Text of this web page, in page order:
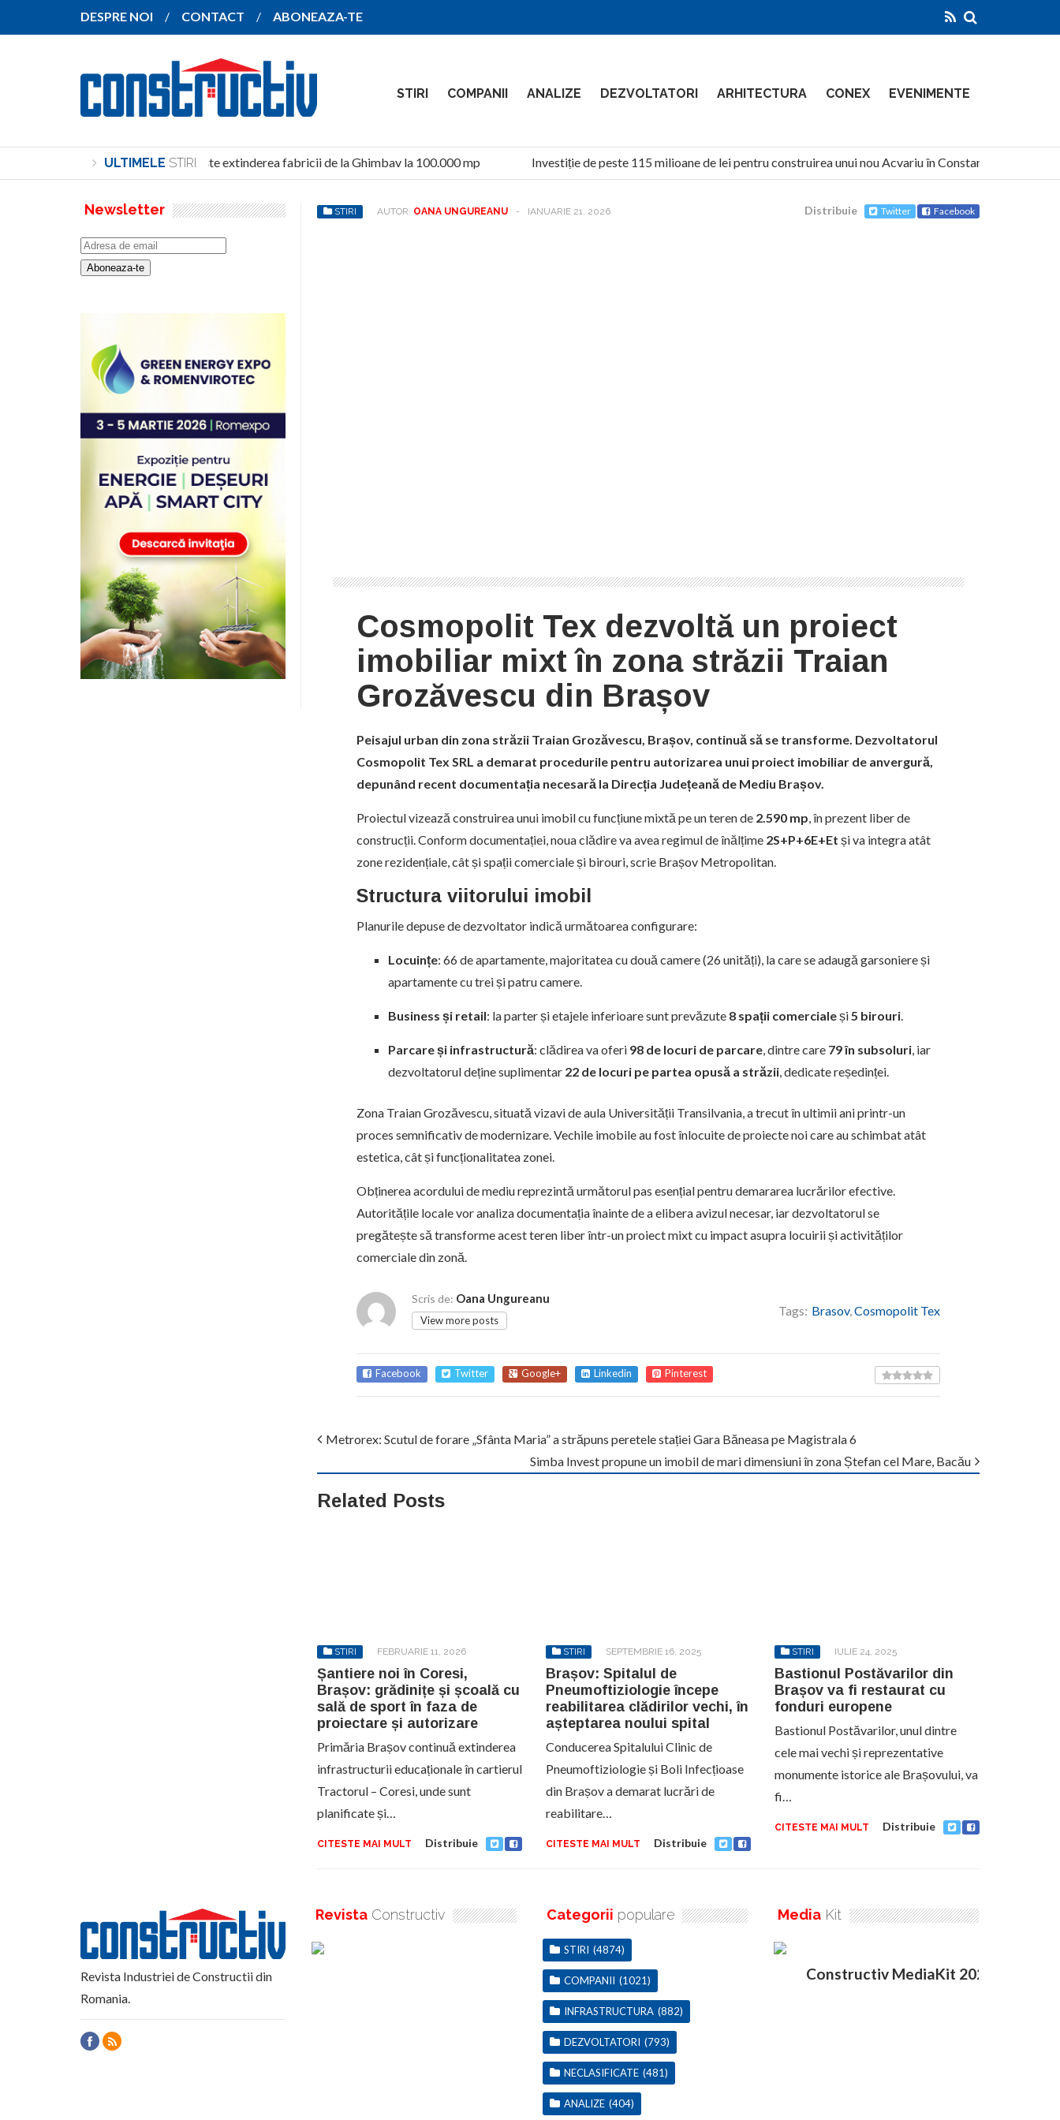
DESPRE NOI CONTACT ABONEAZA-TE
STIRI COMPANII ANALIZE DEZVOLTATORI ARHITECTURA CONEX EVENIMENTE
ULTIMELE STIRI
SANY pregătește extinderea fabricii de la Ghimbav la 100.000 mp Investiție de peste 115 milioane de lei pentru construirea unui nou Acvariu în Constanța
STIRI AUTOR: OANA UNGUREANU - IANUARIE 21, 2026 Distribuie Twitter Facebook
Cosmopolit Tex dezvoltă un proiect
imobiliar mixt în zona străzii Traian
Grozăvescu din Brașov
Peisajul urban din zona străzii Traian Grozăvescu, Brașov, continuă să se transforme. Dezvoltatorul
Cosmopolit Tex SRL a demarat procedurile pentru autorizarea unui proiect imobiliar de anvergură,
depunând recent documentația necesară la Direcția Județeană de Mediu Brașov.
Proiectul vizează construirea unui imobil cu funcțiune mixtă pe un teren de 2.590 mp , în prezent liber de
construcții. Conform documentației, noua clădire va avea regimul de înălțime 2S+P+6E+Et și va integra atât
zone rezidențiale, cât și spații comerciale și birouri, scrie Brașov Metropolitan.
Structura viitorului imobil
Planurile depuse de dezvoltator indică următoarea configurare:
Locuințe: 66 de apartamente, majoritatea cu două camere (26 unități), la care se adaugă garsoniere și
apartamente cu trei și patru camere.
Business și retail: la parter și etajele inferioare sunt prevăzute 8 spații comercialeși 5 birouri
Parcare și infrastructură: clădirea va oferi 98 de locuri de parcare , dintre care 79 în subsoluri , iar
dezvoltatorul deține suplimentar 22 de locuri pe partea opusă a străzii , dedicate reședinței.
Zona Traian Grozăvescu, situată vizavi de aula Universității Transilvania, a trecut în ultimii ani printr-un
proces semnificativ de modernizare. Vechile imobile au fost înlocuite de proiecte noi care au schimbat atât
estetica, cât și funcționalitatea zonei.
Obținerea acordului de mediu reprezintă următorul pas esențial pentru demararea lucrărilor efective.
Autoritățile locale vor analiza documentația înainte de a elibera avizul necesar, iar dezvoltatorul se
pregătește să transforme acest teren liber într-un proiect mixt cu impact asupra locuirii și activităților
comerciale din zonă.
Scris de: Oana Ungureanu
View more posts
Tags: Brasov, Cosmopolit Tex
Facebook Twitter Google+ Linkedin Pinterest
Metrorex: Scutul de forare „Sfânta Maria” a străpuns peretele stației Gara Băneasa pe Magistrala 6
Simba Invest propune un imobil de mari dimensiuni în zona Ștefan cel Mare, Bacău
Related Posts
STIRI FEBRUARIE 11, 2026
Șantiere noi în Coresi,
Brașov: grădinițe și școală cu
sală de sport în faza de
proiectare și autorizare
Primăria Brașov continuă extinderea
infrastructurii educaționale în cartierul
Tractorul – Coresi, unde sunt
planificate și…
CITESTE MAI MULT Distribuie
STIRI SEPTEMBRIE 16, 2025
Brașov: Spitalul de
Pneumoftiziologie începe
reabilitarea clădirilor vechi, în
așteptarea noului spital
Conducerea Spitalului Clinic de
Pneumoftiziologie și Boli Infecțioase
din Brașov a demarat lucrări de
reabilitare…
CITESTE MAI MULT Distribuie
STIRI IULIE 24, 2025
Bastionul Postăvarilor din
Brașov va fi restaurat cu
fonduri europene
Bastionul Postăvarilor, unul dintre
cele mai vechi și reprezentative
monumente istorice ale Brașovului, va
fi…
CITESTE MAI MULT Distribuie
Newsletter
Revista Industriei de Constructii din
Romania.
Revista Constructiv Categorii populare
STIRI (4874)
COMPANII (1021)
INFRASTRUCTURA (882)
DEZVOLTATORI (793)
NECLASIFICATE (481)
ANALIZE (404)
Media Kit
Constructiv MediaKit 2020